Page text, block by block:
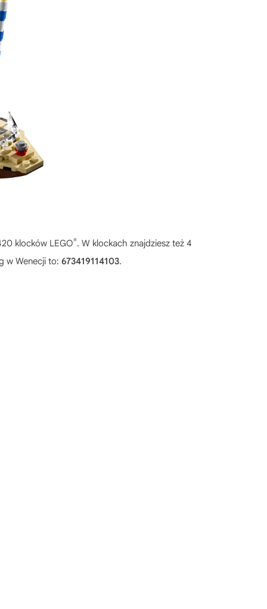
klocków LEGO®. W klockach znajdziesz też 4
w Wenecji to: 673419114103.